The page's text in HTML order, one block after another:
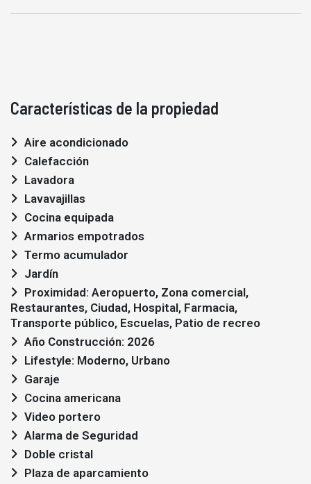
Características de la propiedad
Aire acondicionado
Calefacción
Lavadora
Lavavajillas
Cocina equipada
Armarios empotrados
Termo acumulador
Jardín
Restaurantes, Ciudad, Hospital, Farmacia,
Transporte público, Escuelas, Patio de recreo
Año Construcción: 2026
Lifestyle: Moderno, Urbano
Garaje
Cocina americana
Video portero
Alarma de Seguridad
Doble cristal
Plaza de aparcamiento